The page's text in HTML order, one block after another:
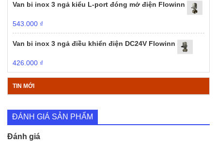
Van bi inox 3 ngả kiểu L-port đóng mở điện Flowinn
543.000 ₫
Van bi inox 3 ngả điều khiển điện DC24V Flowinn
426.000 ₫
TIN MỚI
ĐÁNH GIÁ SẢN PHẨM
Đánh giá